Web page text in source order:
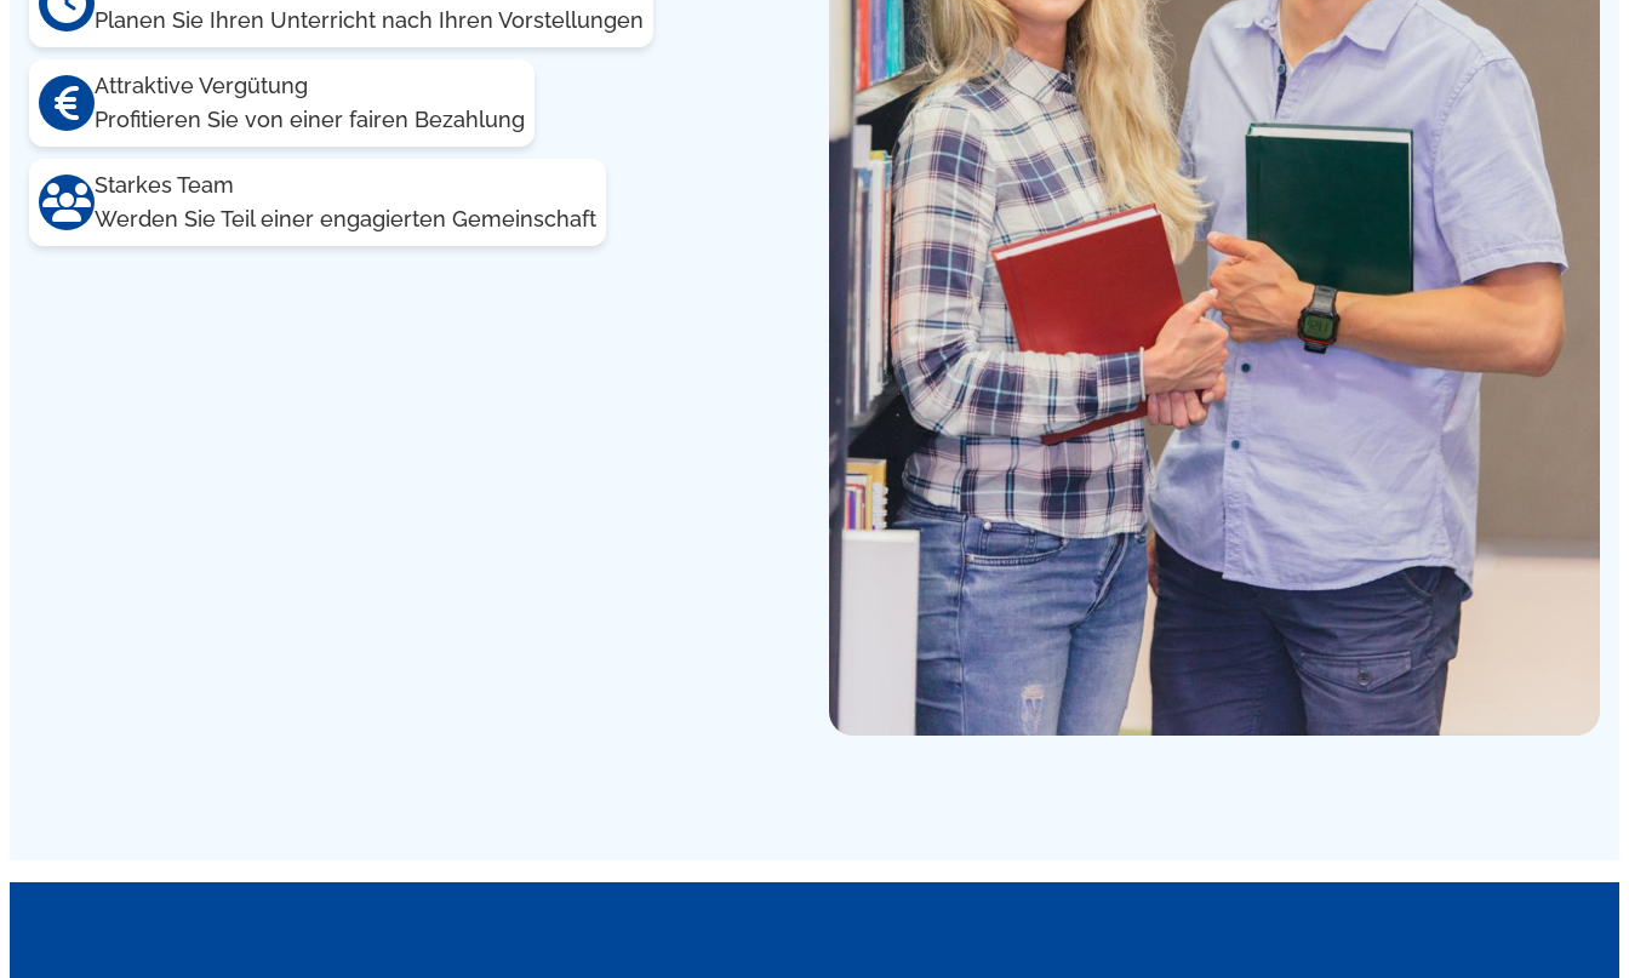
Planen Sie Ihren Unterricht nach Ihren Vorstellungen
Attraktive Vergütung
Profitieren Sie von einer fairen Bezahlung
Starkes Team
Werden Sie Teil einer engagierten Gemeinschaft